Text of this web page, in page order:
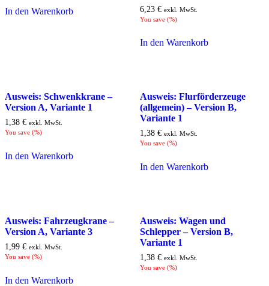
In den Warenkorb 6,23 € exkl. MwSt.
You save (%)
In den Warenkorb
Ausweis: Schwenkkrane –
Version A, Variante 1
1,38 € exkl. MwSt.
You save (%)
In den Warenkorb
Ausweis: Flurförderzeuge
(allgemein) – Version B,
Variante 1
1,38 € exkl. MwSt.
You save (%)
In den Warenkorb
Ausweis: Fahrzeugkrane –
Version A, Variante 3
1,99 € exkl. MwSt.
You save (%)
In den Warenkorb
Ausweis: Wagen und
Schlepper – Version B,
Variante 1
1,38 € exkl. MwSt.
You save (%)